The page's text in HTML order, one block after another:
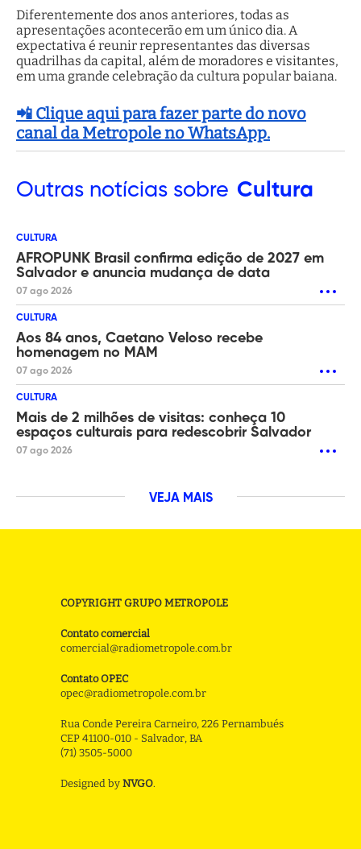
Diferentemente dos anos anteriores, todas as
apresentações acontecerão em um único dia. A
expectativa é reunir representantes das diversas
quadrilhas da capital, além de moradores e visitantes,
em uma grande celebração da cultura popular baiana.
📲 Clique aqui para fazer parte do novo
canal da Metropole no WhatsApp.
Outras notícias sobre Cultura
CULTURA
AFROPUNK Brasil confirma edição de 2027 em
Salvador e anuncia mudança de data
07 ago 2026
CULTURA
Aos 84 anos, Caetano Veloso recebe
homenagem no MAM
07 ago 2026
CULTURA
Mais de 2 milhões de visitas: conheça 10
espaços culturais para redescobrir Salvador
07 ago 2026
VEJA MAIS
COPYRIGHT GRUPO METROPOLE
Contato comercial
comercial@radiometropole.com.br
Contato OPEC
opec@radiometropole.com.br
Rua Conde Pereira Carneiro, 226 Pernambués
CEP 41100-010 - Salvador, BA
(71) 3505-5000
Designed by NVGO.